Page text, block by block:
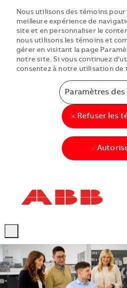
Nous utilisons des témoins
meilleure expérience de
site et en personnaliser le
nous utilisons les témoins et
gérer en visitant la page
notre site. Si vous continuez
consentez à notre utilisation de
Paramètres
Refuser les